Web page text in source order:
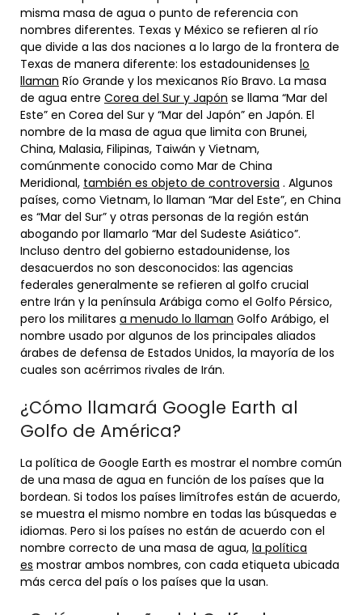
misma masa de agua o punto de referencia con
nombres diferentes. Texas y México se refieren al río
que divide a las dos naciones a lo largo de la frontera de
Texas de manera diferente: los estadounidenses lo
llaman Río Grande y los mexicanos Río Bravo. La masa
de agua entre Corea del Sur y Japón se llama “Mar del
Este” en Corea del Sur y “Mar del Japón” en Japón. El
nombre de la masa de agua que limita con Brunei,
China, Malasia, Filipinas, Taiwán y Vietnam,
comúnmente conocido como Mar de China
Meridional, también es objeto de controversia . Algunos
países, como Vietnam, lo llaman “Mar del Este”, en China
es “Mar del Sur” y otras personas de la región están
abogando por llamarlo “Mar del Sudeste Asiático”.
Incluso dentro del gobierno estadounidense, los
desacuerdos no son desconocidos: las agencias
federales generalmente se refieren al golfo crucial
entre Irán y la península Arábiga como el Golfo Pérsico,
pero los militares a menudo lo llaman Golfo Arábigo, el
nombre usado por algunos de los principales aliados
árabes de defensa de Estados Unidos, la mayoría de los
cuales son acérrimos rivales de Irán.
¿Cómo llamará Google Earth al
Golfo de América?
La política de Google Earth es mostrar el nombre común
de una masa de agua en función de los países que la
bordean. Si todos los países limítrofes están de acuerdo,
se muestra el mismo nombre en todas las búsquedas e
idiomas. Pero si los países no están de acuerdo con el
nombre correcto de una masa de agua, la política
es mostrar ambos nombres, con cada etiqueta ubicada
más cerca del país o los países que la usan.